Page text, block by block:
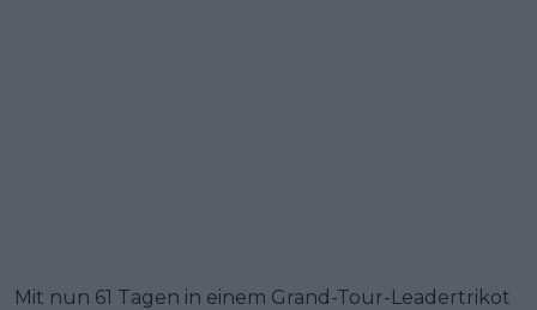
Mit nun 61 Tagen in einem Grand-Tour-Leadertrikot